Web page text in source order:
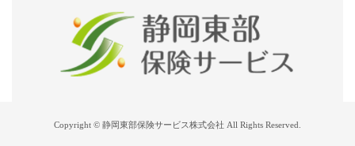
Copyright © 静岡東部保険サービス株式会社 All Rights Reserved.